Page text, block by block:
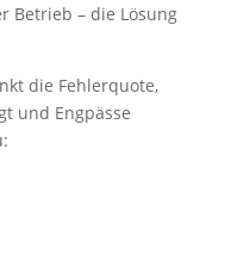
Betrieb – die Lösung
die Fehlerquote,
und Engpässe